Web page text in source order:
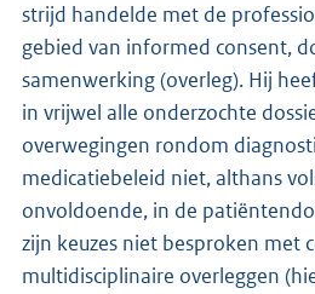
strijd handelde met de
gebied van informed consent,
samenwerking (overleg). Hij
in vrijwel alle onderzochte
overwegingen rondom
medicatiebeleid niet, althans
onvoldoende, in de
zijn keuzes niet besproken met
multidisciplinaire overleggen